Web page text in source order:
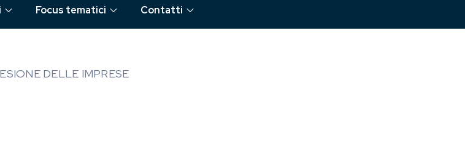
Focus tematici Contatti
DELLE IMPRESE